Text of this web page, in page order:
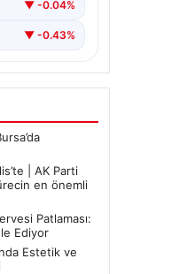
▼ -0.04%
▼ -0.43%
| AK Parti
en önemli
Patlaması:
Ediyor
Estetik ve